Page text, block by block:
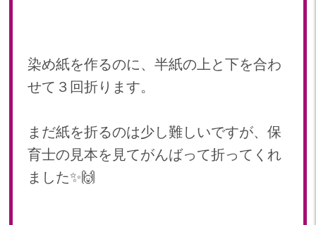
2022年 10月(20)
2022年 09月(20)
2022年 08月(22)
2022年 06月(22)
2022年 05月(19)
2022年 04月(20)
染め紙を作るのに、半紙の上と下を合わ
せて３回折ります。
まだ紙を折るのは少し難しいですが、保
育士の見本を見てがんばって折ってくれ
ました✨🙌